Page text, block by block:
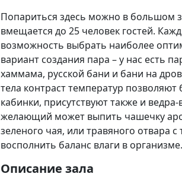
Попариться здесь можно в большом
вмещается до 25 человек гостей.
возможность выбрать наиболее
вариант создания пара – у нас есть
хаммама, русской бани и бани на
тела контраст температур
кабинки, присутствуют также и
желающий может выпить чашечку
зеленого чая, или травяного отвара
восполнить баланс влаги в организме.
Описание зала